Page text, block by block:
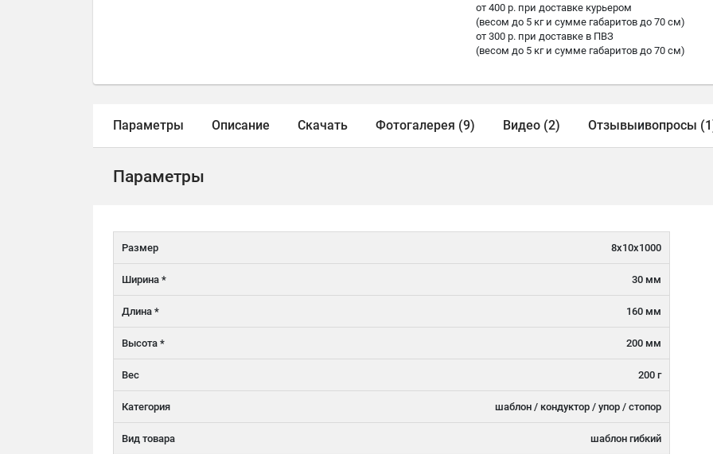
от 400 р. при доставке курьером
(весом до 5 кг и сумме габаритов до 70 см)
от 300 р. при доставке в ПВЗ
(весом до 5 кг и сумме габаритов до 70 см)
Параметры Описание Скачать Фотогалерея (9) Видео (2) Отзывыивопросы
Параметры
Размер 8х10х1000
Ширина * 30 мм
Длина * 160 мм
Высота * 200 мм
Вес 200 г
Категория шаблон / кондуктор / упор / стопор
Вид товара шаблон гибкий